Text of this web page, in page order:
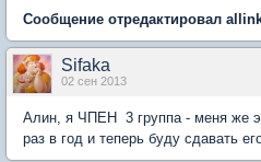
Сообщение отредактировал
Sifaka
02 сен 2013
Алин, я ЧПЕН 3 группа - меня же
раз в год и теперь буду сдавать